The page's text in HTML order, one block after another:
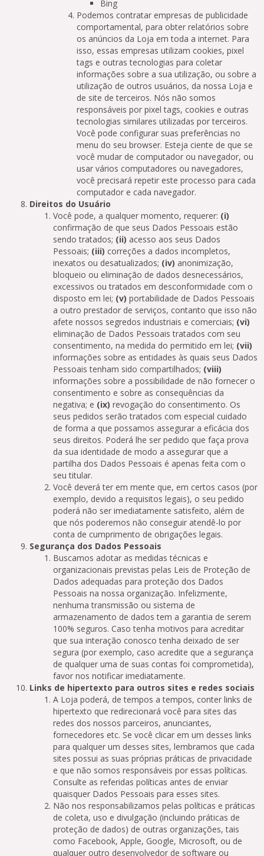
Bing
Podemos contratar empresas de publicidade
comportamental, para obter relatórios sobre
os anúncios da Loja em toda a internet. Para
isso, essas empresas utilizam cookies, pixel
tags e outras tecnologias para coletar
informações sobre a sua utilização, ou sobre a
utilização de outros usuários, da nossa Loja e
de site de terceiros. Nós não somos
responsáveis por pixel tags, cookies e outras
tecnologias similares utilizadas por terceiros.
Você pode configurar suas preferências no
menu do seu browser. Esteja ciente de que se
você mudar de computador ou navegador, ou
usar vários computadores ou navegadores,
você precisará repetir este processo para cada
computador e cada navegador.
Direitos do Usuário
Você pode, a qualquer momento, requerer: (i)
confirmação de que seus Dados Pessoais estão
sendo tratados; (ii) acesso aos seus Dados
Pessoais; (iii) correções a dados incompletos,
inexatos ou desatualizados; (iv) anonimização,
bloqueio ou eliminação de dados desnecessários,
excessivos ou tratados em desconformidade com o
disposto em lei; (v) portabilidade de Dados Pessoais
a outro prestador de serviços, contanto que isso não
afete nossos segredos industriais e comerciais; (vi)
eliminação de Dados Pessoais tratados com seu
consentimento, na medida do permitido em lei; (vii)
informações sobre as entidades às quais seus Dados
Pessoais tenham sido compartilhados; (viii)
informações sobre a possibilidade de não fornecer o
consentimento e sobre as consequências da
negativa; e (ix) revogação do consentimento. Os
seus pedidos serão tratados com especial cuidado
de forma a que possamos assegurar a eficácia dos
seus direitos. Poderá lhe ser pedido que faça prova
da sua identidade de modo a assegurar que a
partilha dos Dados Pessoais é apenas feita com o
seu titular.
Você deverá ter em mente que, em certos casos (por
exemplo, devido a requisitos legais), o seu pedido
poderá não ser imediatamente satisfeito, além de
que nós poderemos não conseguir atendê-lo por
conta de cumprimento de obrigações legais.
Segurança dos Dados Pessoais
Buscamos adotar as medidas técnicas e
organizacionais previstas pelas Leis de Proteção de
Dados adequadas para proteção dos Dados
Pessoais na nossa organização. Infelizmente,
nenhuma transmissão ou sistema de
armazenamento de dados tem a garantia de serem
100% seguros. Caso tenha motivos para acreditar
que sua interação conosco tenha deixado de ser
segura (por exemplo, caso acredite que a segurança
de qualquer uma de suas contas foi comprometida),
favor nos notificar imediatamente.
Links de hipertexto para outros sites e redes sociais
A Loja poderá, de tempos a tempos, conter links de
hipertexto que redirecionará você para sites das
redes dos nossos parceiros, anunciantes,
fornecedores etc. Se você clicar em um desses links
para qualquer um desses sites, lembramos que cada
sites possui as suas próprias práticas de privacidade
e que não somos responsáveis por essas políticas.
Consulte as referidas políticas antes de enviar
quaisquer Dados Pessoais para esses sites.
Não nos responsabilizamos pelas políticas e práticas
de coleta, uso e divulgação (incluindo práticas de
proteção de dados) de outras organizações, tais
como Facebook, Apple, Google, Microsoft, ou de
qualquer outro desenvolvedor de software ou